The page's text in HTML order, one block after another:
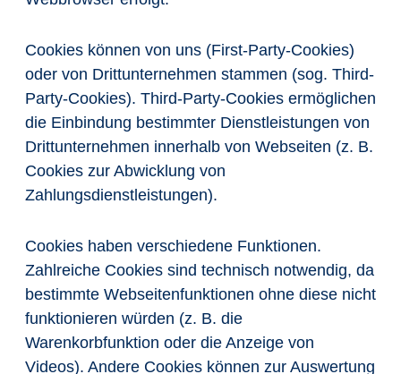
Cookies können von uns (First-Party-Cookies)
oder von Drittunternehmen stammen (sog. Third-
Party-Cookies). Third-Party-Cookies ermöglichen
die Einbindung bestimmter Dienstleistungen von
Drittunternehmen innerhalb von Webseiten (z. B.
Cookies zur Abwicklung von
Zahlungsdienstleistungen).
Cookies haben verschiedene Funktionen.
Zahlreiche Cookies sind technisch notwendig, da
bestimmte Webseitenfunktionen ohne diese nicht
funktionieren würden (z. B. die
Warenkorbfunktion oder die Anzeige von
Videos). Andere Cookies können zur Auswertung